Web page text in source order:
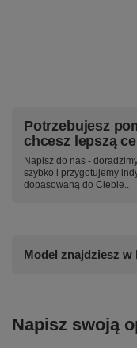
Potrzebujesz
chcesz lepszą
Napisz do nas -
szybko i przygotujemy
dopasowaną do Ciebie..
Model znajdziesz w
Napisz swoją